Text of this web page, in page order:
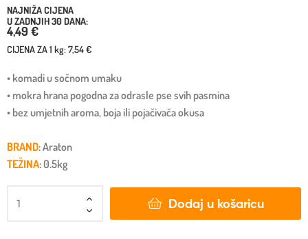
NAJNIŽA CIJENA
U ZADNJIH 30 DANA:
4,49 €
CIJENA ZA1 kg:7,54 €
• komadi u sočnom umaku
• mokra hrana pogodna za odrasle pse svih pasmina
• bez umjetnih aroma, boja ili pojačivača okusa
BRAND: Araton
TEŽINA: 0.5kg
Dodaj u košaricu